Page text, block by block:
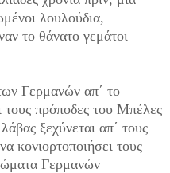
λουλούδια,
το θάνατο γεμάτοι
Γερμανών απ΄ το
πρόποδες του Μπέλες
ξεχύνεται απ΄ τους
κονιορτοποιήσει τους
Γερμανών